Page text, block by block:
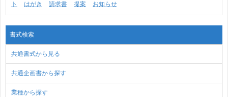
ト
はがき 請求書 提案 お知らせ
書式検索
共通書式から見る
共通企画書から探す
業種から探す